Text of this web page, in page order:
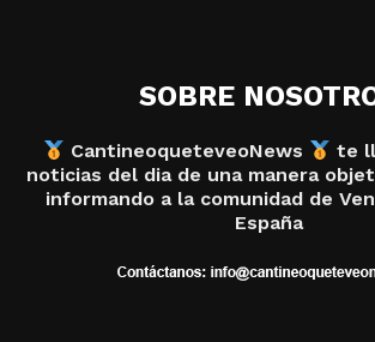
SOBRE
CantineoqueteveoNews
te
noticias del dia de una manera
informando a la comunidad de
España